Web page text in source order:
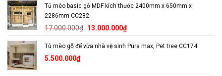
Tủ mèo basic gỗ MDF kích thước 2400mm x 650mm x
2286mm CC282
17.000.000₫ Giá
là:
13.000.000₫Giá
tại
Tủ mèo gỗ để vừa nhà vệ sinh Pura max, Pet tree CC174
5.500.000₫